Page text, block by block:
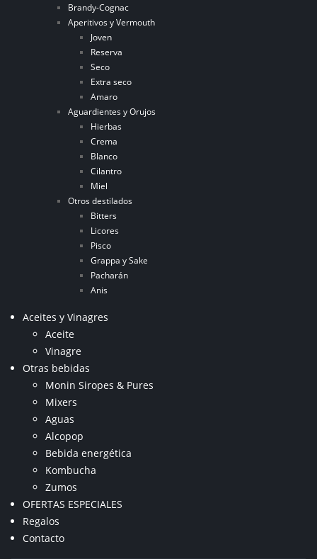
Brandy-Cognac
Aperitivos y Vermouth
Joven
Reserva
Seco
Extra seco
Amaro
Aguardientes y Orujos
Hierbas
Crema
Blanco
Cilantro
Miel
Otros destilados
Bitters
Licores
Pisco
Grappa y Sake
Pacharán
Anis
Aceites y Vinagres
Aceite
Vinagre
Otras bebidas
Monin Siropes & Pures
Mixers
Aguas
Alcopop
Bebida energética
Kombucha
Zumos
OFERTAS ESPECIALES
Regalos
Contacto